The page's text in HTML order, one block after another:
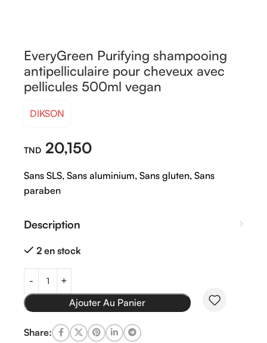
EveryGreen Purifying shampooing
antipelliculaire pour cheveux avec
pellicules 500ml vegan
DIKSON
20,150
Sans SLS, Sans aluminium, Sans gluten, Sans
paraben
Description
2 en stock
Ajouter Au Panier
Share: